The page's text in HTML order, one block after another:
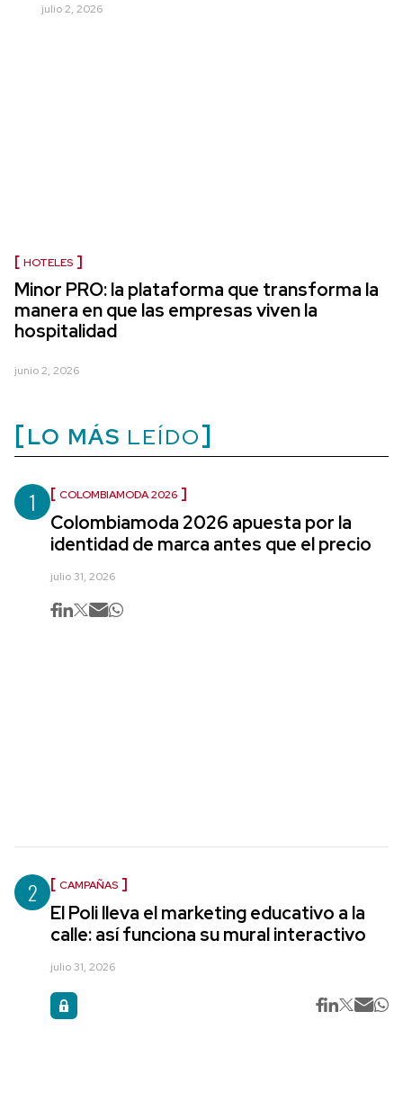
julio 2, 2026
HOTELES
Minor PRO: la plataforma que transforma la
manera en que las empresas viven la
hospitalidad
junio 2, 2026
LO MÁS LEÍDO
1 COLOMBIAMODA 2026
Colombiamoda 2026 apuesta por la
identidad de marca antes que el precio
julio 31, 2026
2 CAMPAÑAS
El Poli lleva el marketing educativo a la
calle: así funciona su mural interactivo
julio 31, 2026